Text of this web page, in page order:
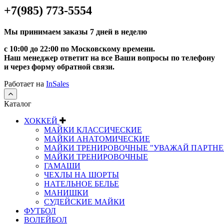
+7(985) 773-5554
Мы принимаем заказы 7 дней в неделю
с 10:00 до 22:00 по Московскому времени.
Наш менеджер ответит на все Ваши вопросы по телефону
и через форму обратной связи.
Работает на InSales
Каталог
ХОККЕЙ
МАЙКИ КЛАССИЧЕСКИЕ
МАЙКИ АНАТОМИЧЕСКИЕ
МАЙКИ ТРЕНИРОВОЧНЫЕ "УВАЖАЙ
МАЙКИ ТРЕНИРОВОЧНЫЕ
ГАМАШИ
ЧЕХЛЫ НА ШОРТЫ
НАТЕЛЬНОЕ БЕЛЬЕ
МАНИШКИ
СУДЕЙСКИЕ МАЙКИ
ФУТБОЛ
ВОЛЕЙБОЛ